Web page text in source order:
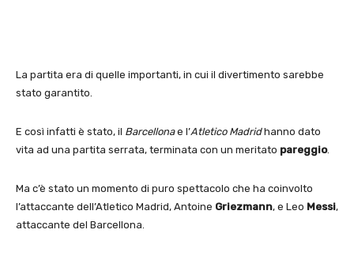
La partita era di quelle importanti, in cui il divertimento sarebbe
stato garantito.
E così infatti è stato, il Barcellonae l’Atletico Madridhanno dato
vita ad una partita serrata, terminata con un meritato pareggio.
Ma c’è stato un momento di puro spettacolo che ha coinvolto
l’attaccante dell’Atletico Madrid, Antoine Griezmann, e Leo Messi,
attaccante del Barcellona.